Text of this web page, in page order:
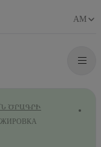
AM
ԾՐԱԳՐԻ